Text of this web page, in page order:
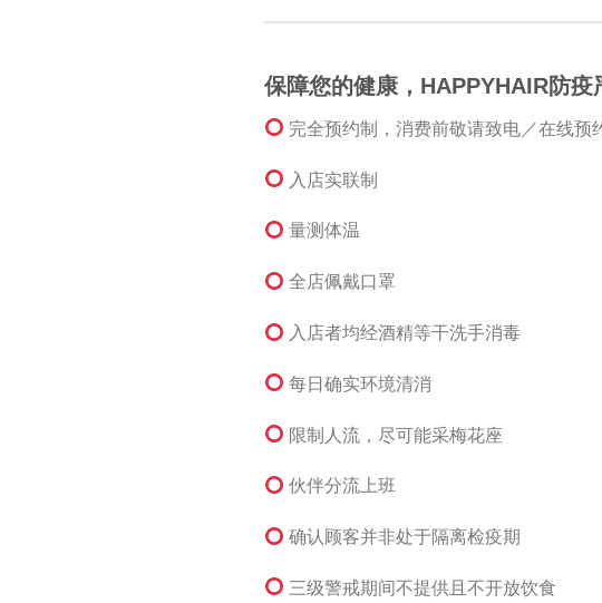
保障您的健康，HAPPYHAIR防疫
完全预约制，消费前敬请致电／在线预
入店实联制
量测体温
全店佩戴口罩
入店者均经酒精等干洗手消毒
每日确实环境清消
限制人流，尽可能采梅花座
伙伴分流上班
确认顾客并非处于隔离检疫期
三级警戒期间不提供且不开放饮食